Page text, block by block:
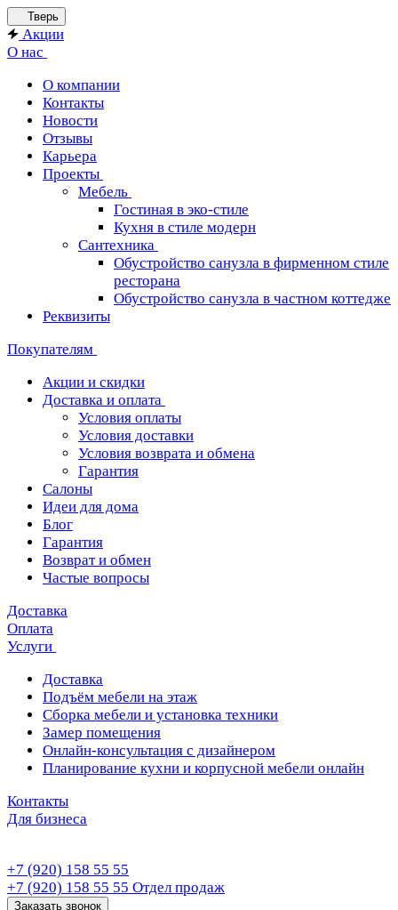
Тверь
Акции
О нас
О компании
Контакты
Новости
Отзывы
Карьера
Проекты
Мебель
Гостиная в эко-стиле
Кухня в стиле модерн
Сантехника
Обустройство санузла в фирменном стиле
ресторана
Обустройство санузла в частном коттедже
Реквизиты
Покупателям
Акции и скидки
Доставка и оплата
Условия оплаты
Условия доставки
Условия возврата и обмена
Гарантия
Салоны
Идеи для дома
Блог
Гарантия
Возврат и обмен
Частые вопросы
Доставка
Оплата
Услуги
Доставка
Подъём мебели на этаж
Сборка мебели и установка техники
Замер помещения
Онлайн-консультация с дизайнером
Планирование кухни и корпусной мебели онлайн
Контакты
Для бизнеса
+7 (920) 158 55 55
+7 (920) 158 55 55 Отдел продаж
Заказать звонок